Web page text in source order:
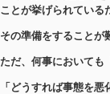
ことが挙げられている
その準備をすることが
ただ、何事においても
「どうすれば事態を